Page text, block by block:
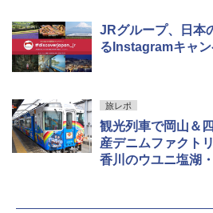
JRグループ、日本
るInstagramキャ
旅レポ
観光列車で岡山＆
産デニムファクト
香川のウユニ塩湖